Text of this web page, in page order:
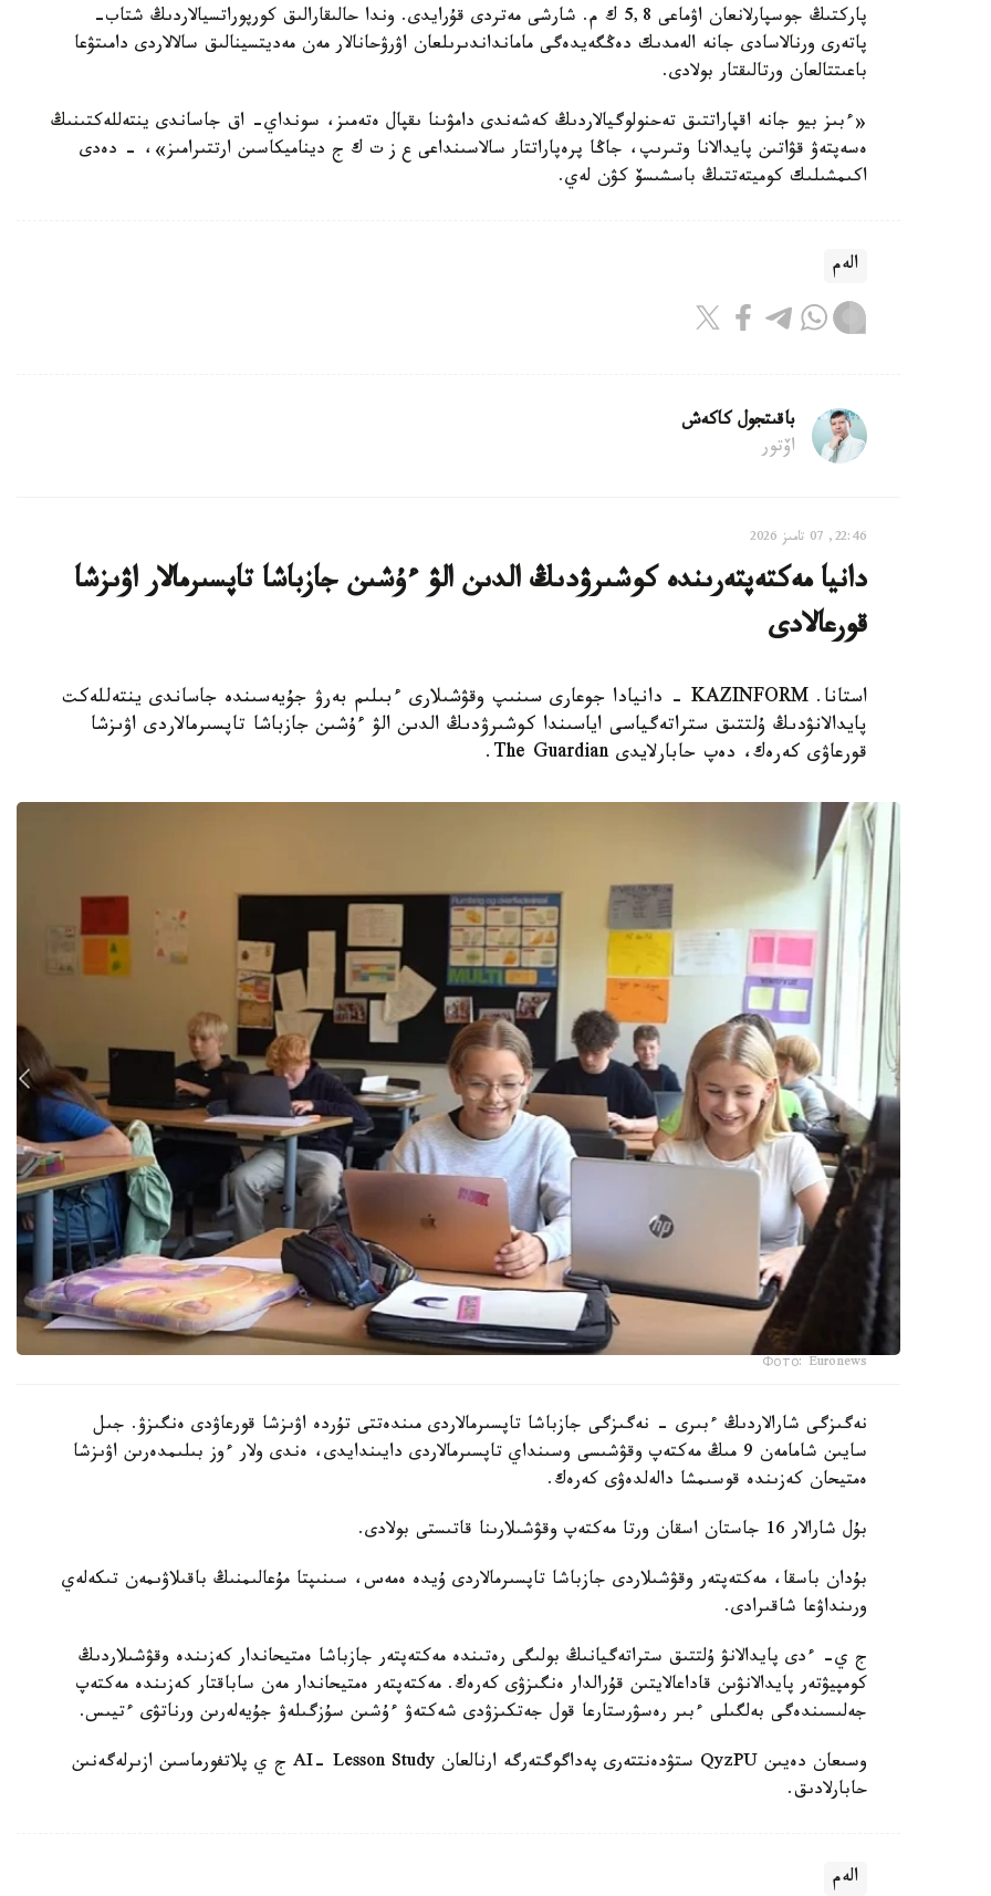
پاركتىڭ جوسپارلانعان اۋماعى 5,8 ك م. شارشى مەتردى قۇرايدى. وندا حالىقارالىق كورپوراتسيالاردىڭ شتاب-
پاتەرى ورنالاسادى جانە الەمدىك دەڭگەيدەگى مامانداندىرىلعان اۋرۋحانالار مەن مەديتسينالىق سالالاردى دامىتۋعا
باعىتتالعان ورتالىقتار بولادى.
«ءبىز بيو جانە اقپاراتتىق تەحنولوگيالاردىڭ كەشەندى دامۋىنا ىقپال ەتەمىز، سونداي- اق جاساندى ينتەللەكتىنىڭ
ەسەپتەۋ قۋاتىن پايدالانا وتىرىپ، جاڭا پرەپاراتتار سالاسىنداعى ع ز ت ك ج ديناميكاسىن ارتتىرامىز»، - دەدى
اكىمشىلىك كوميتەتتىڭ باسشىسۆ كۋن لەي.
الەم
باقىتجول كاكەش
اۆتور
22:46, 07 تامىز 2026
دانيا مەكتەپتەرىندە كوشىرۋدىڭ الدىن الۋ ءۇشىن جازباشا تاپسىرمالار اۋىزشا
قورعالادى
استانا. KAZINFORM - دانيادا جوعارى سىنىپ وقۋشىلارى ءبىلىم بەرۋ جۇيەسىندە جاساندى ينتەللەكت
پايدالانۋدىڭ ۇلتتىق ستراتەگياسى اياسىندا كوشىرۋدىڭ الدىن الۋ ءۇشىن جازباشا تاپسىرمالاردى اۋىزشا
قورعاۋى كەرەك، دەپ حابارلايدى The Guardian.
Фото: Euronews
نەگىزگى شارالاردىڭ ءبىرى - نەگىزگى جازباشا تاپسىرمالاردى مىندەتتى تۇردە اۋىزشا قورعاۋدى ەنگىزۋ. جىل
سايىن شامامەن 9 مىڭ مەكتەپ وقۋشىسى وسىنداي تاپسىرمالاردى دايىندايدى، ەندى ولار ءوز بىلىمدەرىن اۋىزشا
ەمتيحان كەزىندە قوسىمشا دالەلدەۋى كەرەك.
بۇل شارالار 16 جاستان اسقان ورتا مەكتەپ وقۋشىلارىنا قاتىستى بولادى.
بۇدان باسقا، مەكتەپتەر وقۋشىلاردى جازباشا تاپسىرمالاردى ۇيدە ەمەس، سىنىپتا مۇعالىمنىڭ باقىلاۋىمەن تىكەلەي
ورىنداۋعا شاقىرادى.
ج ي- ءدى پايدالانۋ ۇلتتىق ستراتەگيانىڭ بولىگى رەتىندە مەكتەپتەر جازباشا ەمتيحاندار كەزىندە وقۋشىلاردىڭ
كومپيۋتەر پايدالانۋىن قاداعالايتىن قۇرالدار ەنگىزۋى كەرەك. مەكتەپتەر ەمتيحاندار مەن ساباقتار كەزىندە مەكتەپ
جەلىسىندەگى بەلگىلى ءبىر رەسۋرستارعا قول جەتكىزۋدى شەكتەۋ ءۇشىن سۇزگىلەۋ جۇيەلەرىن ورناتۋى ءتيىس.
وسىعان دەيىن QyzPU ستۋدەنتتەرى پەداگوگتەرگە ارنالعان AI- Lesson Study ج ي پلاتفورماسىن ازىرلەگەنىن
حابارلادىق.
الەم